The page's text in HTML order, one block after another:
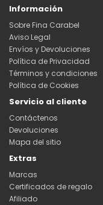
Información
Sobre Fina Carabel
Aviso Legal
Envíos y Devoluciones
Política de Privacidad
Términos y condiciones
Política de Cookies
Servicio al cliente
Contáctenos
Devoluciones
Mapa del sitio
Extras
Marcas
Certificados de regalo
Afiliado